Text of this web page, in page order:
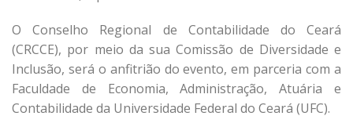
O Conselho Regional de Contabilidade do Ceará
(CRCCE), por meio da sua Comissão de Diversidade e
Inclusão, será o anfitrião do evento, em parceria com a
Faculdade de Economia, Administração, Atuária e
Contabilidade da Universidade Federal do Ceará (UFC).